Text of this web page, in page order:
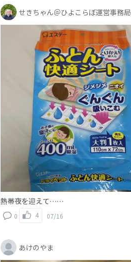
せきちゃん＠ひよこらぼ運営事務局
熱帯夜を迎えて……
0 4 07/16
あけのやま